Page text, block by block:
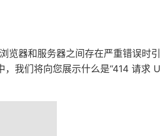
览器和服务器之间存在严重错误时
我们将向您展示什么是“414 请求